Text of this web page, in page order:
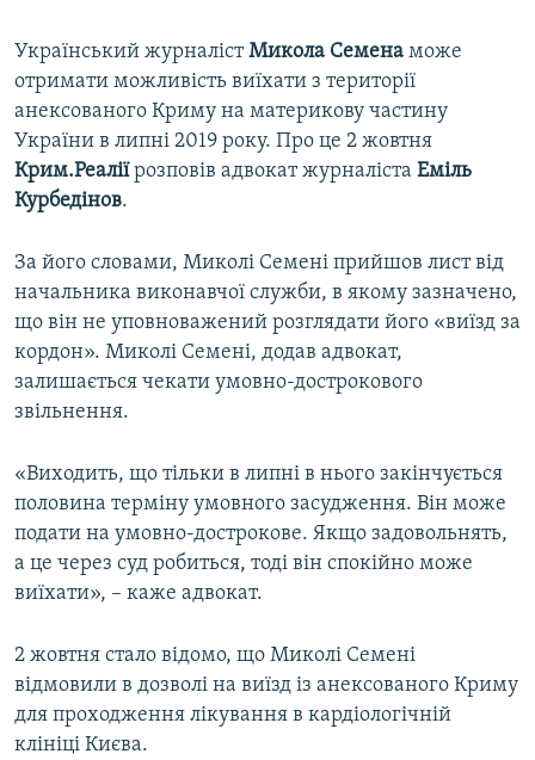
Усі сайти RFE/RL
Український журналістМикола Семена може
отримати можливість виїхати з території
анексованого Криму на материкову частину
України в липні 2019 року. Про це 2 жовтня
Крим.Реаліїрозповів адвокат журналіста Еміль
Курбедінов.
За його словами, Миколі Семені прийшов лист від
начальника виконавчої служби, в якому зазначено,
що він не уповноважений розглядати його «виїзд за
кордон». Миколі Семені, додав адвокат,
залишається чекати умовно-дострокового
звільнення.
«Виходить, що тільки в липні в нього закінчується
половина терміну умовного засудження. Він може
подати на умовно-дострокове. Якщо задовольнять,
а це через суд робиться, тоді він спокійно може
виїхати», – каже адвокат.
2 жовтня стало відомо, що Миколі Семені
відмовили в дозволі на виїзд із анексованого Криму
для проходження лікування в кардіологічній
клініці Києва.